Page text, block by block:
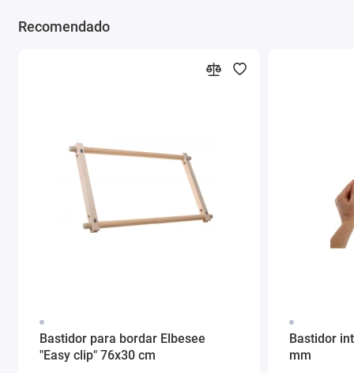
Recomendado
Bastidor para bordar Elbesee
"Easy clip" 76x30 cm
Bastidor
mm